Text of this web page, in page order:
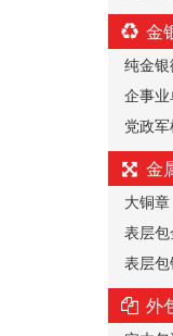
金
纯金
企事
党政
金
大铜章
表层
表层
外